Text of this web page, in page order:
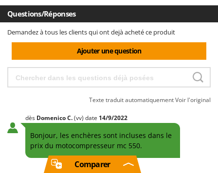
Questions/Réponses
Demandez à tous les clients qui ont dejà acheté ce produit
Ajouter une question
Texte traduit automatiquementVoir l'original
dès DomenicoC.(vv) date 14/9/2022
Bonjour, les enchères sont incluses dans le
prix du motocompresseur mc 550.
Comparer